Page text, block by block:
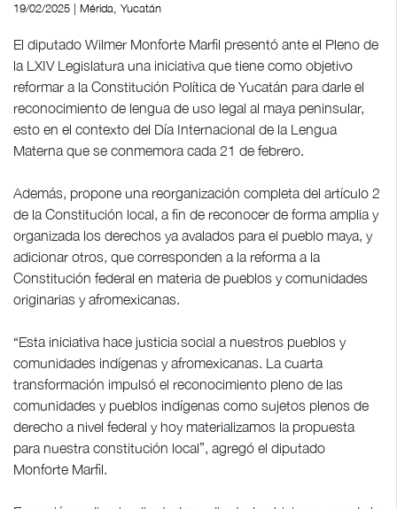
19/02/2025 | Mérida, Yucatán
El diputado Wilmer Monforte Marfil presentó ante el Pleno de
la LXIV Legislatura una iniciativa que tiene como objetivo
reformar a la Constitución Política de Yucatán para darle el
reconocimiento de lengua de uso legal al maya peninsular,
esto en el contexto del Día Internacional de la Lengua
Materna que se conmemora cada 21 de febrero.
Además, propone una reorganización completa del artículo 2
de la Constitución local, a fin de reconocer de forma amplia y
organizada los derechos ya avalados para el pueblo maya, y
adicionar otros, que corresponden a la reforma a la
Constitución federal en materia de pueblos y comunidades
originarias y afromexicanas.
“Esta iniciativa hace justicia social a nuestros pueblos y
comunidades indígenas y afromexicanas. La cuarta
transformación impulsó el reconocimiento pleno de las
comunidades y pueblos indígenas como sujetos plenos de
derecho a nivel federal y hoy materializamos la propuesta
para nuestra constitución local”, agregó el diputado
Monforte Marfil.